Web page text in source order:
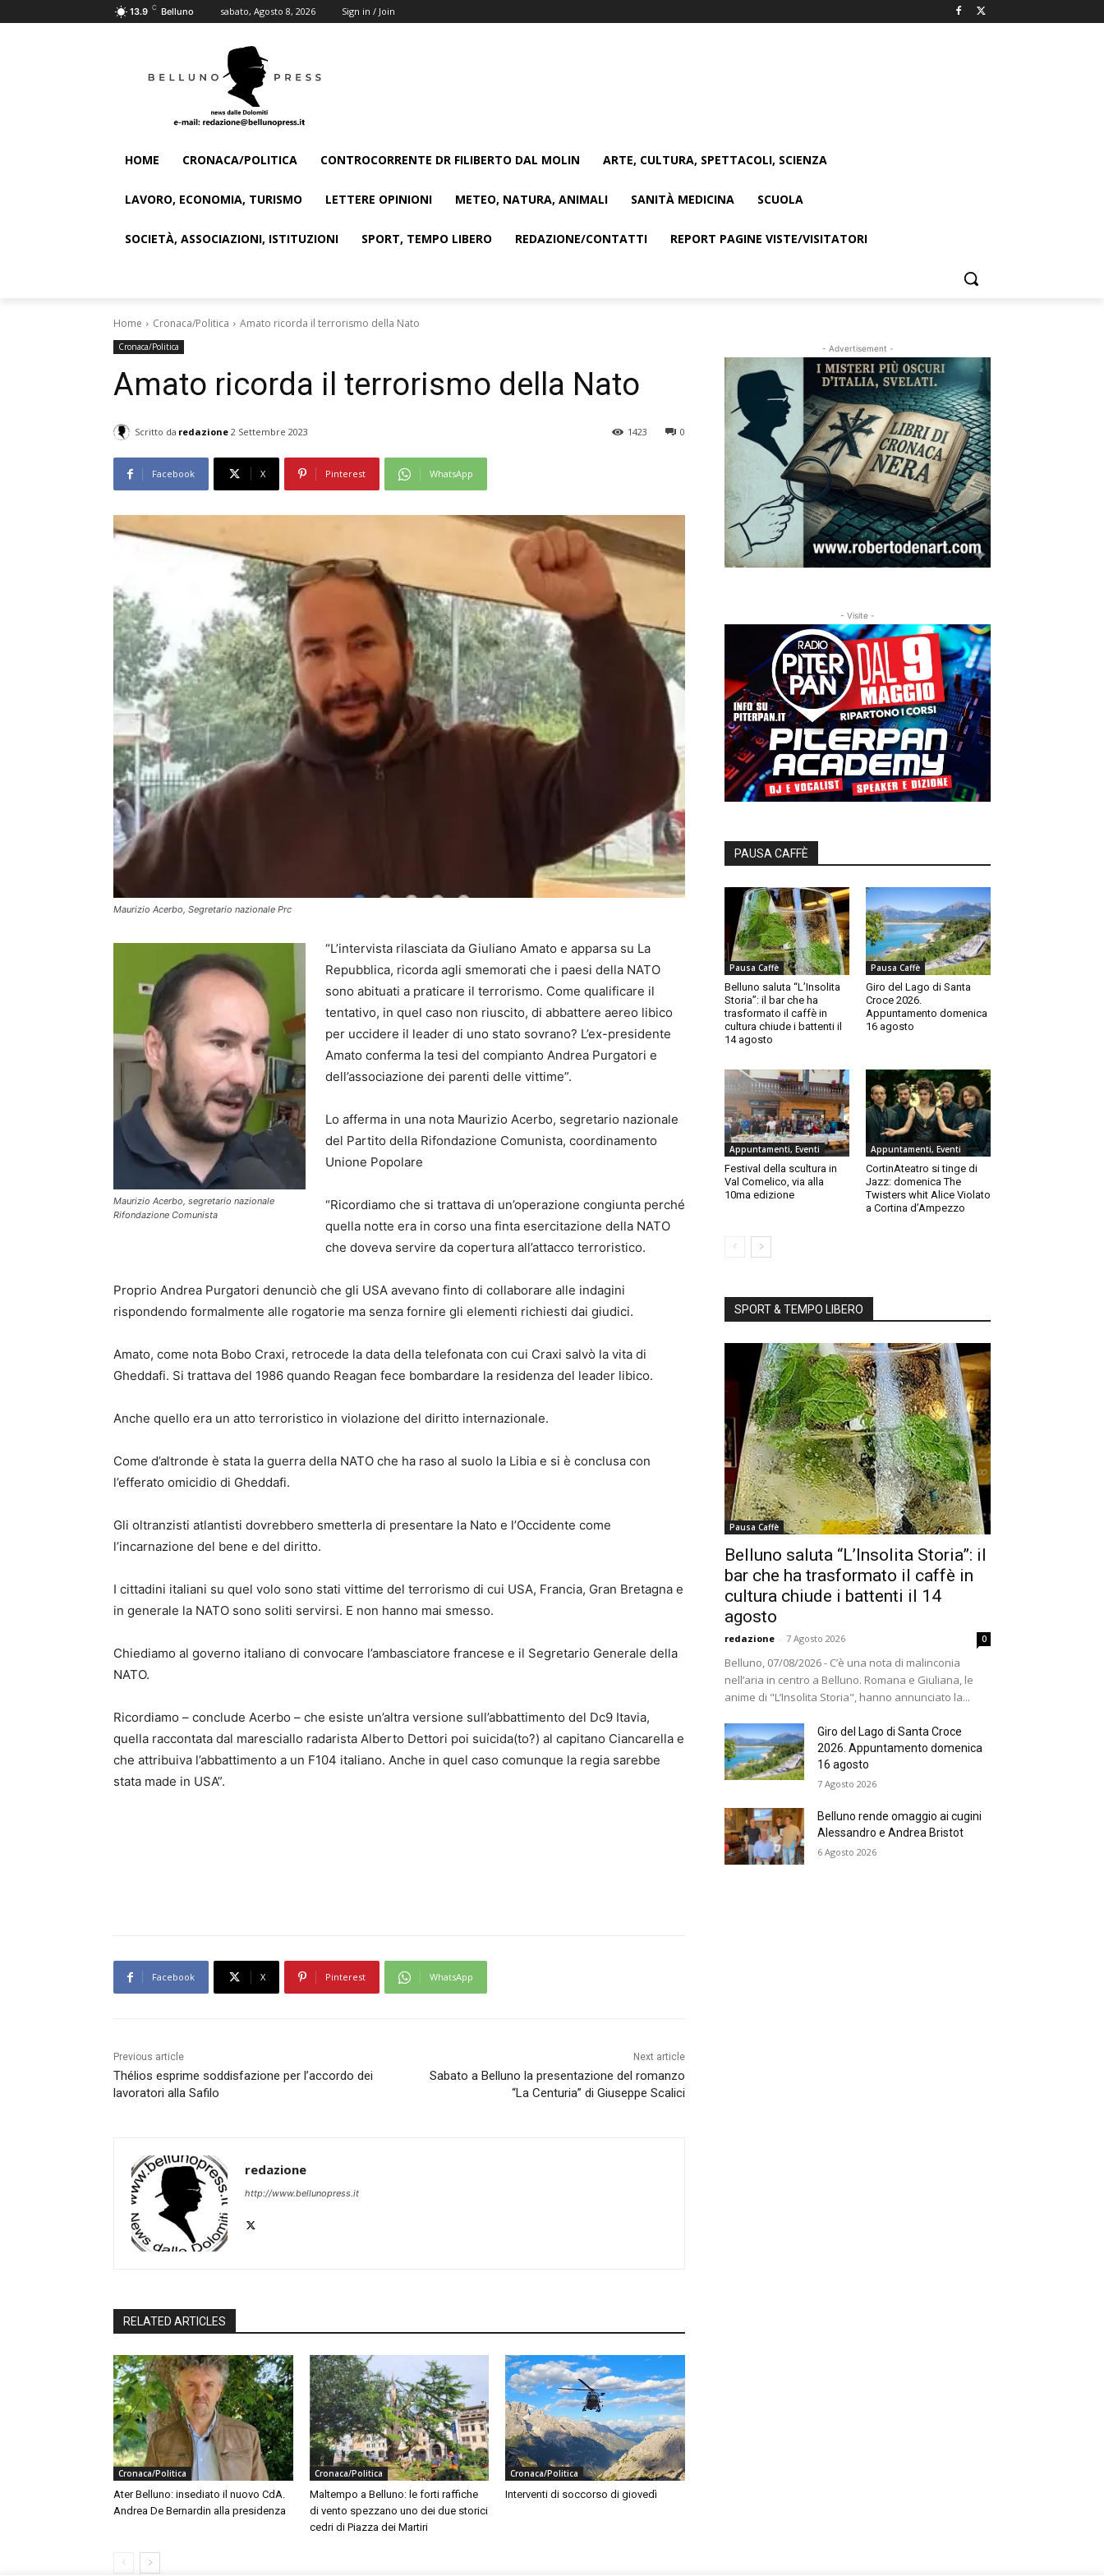
13.9 C Belluno sabato, Agosto 8, 2026 Sign in / Join
HOME CRONACA/POLITICA CONTROCORRENTE DR FILIBERTO DAL MOLIN ARTE, CULTURA, SPETTACOLI, SCIENZA
LAVORO, ECONOMIA, TURISMO LETTERE OPINIONI METEO, NATURA, ANIMALI SANITÀ MEDICINA SCUOLA
SOCIETÀ, ASSOCIAZIONI, ISTITUZIONI SPORT, TEMPO LIBERO REDAZIONE/CONTATTI REPORT PAGINE VISTE/VISITATORI
Home Cronaca/Politica Amato ricorda il terrorismo della Nato
Cronaca/Politica
Amato ricorda il terrorismo della Nato
Scritto da redazione 2 Settembre 2023 0
1423
Facebook X Pinterest WhatsApp
Maurizio Acerbo, Segretario nazionale Prc
Maurizio Acerbo, segretario nazionale
Rifondazione Comunista
“L’intervista rilasciata da Giuliano Amato e apparsa su La
Repubblica, ricorda agli smemorati che i paesi della NATO
sono abituati a praticare il terrorismo. Come qualificare il
tentativo, in quel caso non riuscito, di abbattere aereo libico
per uccidere il leader di uno stato sovrano? L’ex-presidente
Amato conferma la tesi del compianto Andrea Purgatori e
dell’associazione dei parenti delle vittime”.
Lo afferma in una nota Maurizio Acerbo, segretario nazionale
del Partito della Rifondazione Comunista, coordinamento
Unione Popolare
“Ricordiamo che si trattava di un’operazione congiunta perché
quella notte era in corso una finta esercitazione della NATO
che doveva servire da copertura all’attacco terroristico.
Proprio Andrea Purgatori denunciò che gli USA avevano finto di collaborare alle indagini
rispondendo formalmente alle rogatorie ma senza fornire gli elementi richiesti dai giudici.
Amato, come nota Bobo Craxi, retrocede la data della telefonata con cui Craxi salvò la vita di
Gheddafi. Si trattava del 1986 quando Reagan fece bombardare la residenza del leader libico.
Anche quello era un atto terroristico in violazione del diritto internazionale.
Come d’altronde è stata la guerra della NATO che ha raso al suolo la Libia e si è conclusa con
l’efferato omicidio di Gheddafi.
Gli oltranzisti atlantisti dovrebbero smetterla di presentare la Nato e l’Occidente come
l’incarnazione del bene e del diritto.
I cittadini italiani su quel volo sono stati vittime del terrorismo di cui USA, Francia, Gran Bretagna e
in generale la NATO sono soliti servirsi. E non hanno mai smesso.
Chiediamo al governo italiano di convocare l’ambasciatore francese e il Segretario Generale della
NATO.
Ricordiamo – conclude Acerbo – che esiste un’altra versione sull’abbattimento del Dc9 Itavia,
quella raccontata dal maresciallo radarista Alberto Dettori poi suicida(to?) al capitano Ciancarella e
che attribuiva l’abbattimento a un F104 italiano. Anche in quel caso comunque la regia sarebbe
stata made in USA”.
Facebook X Pinterest WhatsApp
Previous article
Thélios esprime soddisfazione per l’accordo dei
lavoratori alla Safilo
Next article
Sabato a Belluno la presentazione del romanzo
“La Centuria” di Giuseppe Scalici
redazione
http://www.bellunopress.it
RELATED ARTICLES
Cronaca/Politica
Ater Belluno: insediato il nuovo CdA.
Andrea De Bernardin alla presidenza
Cronaca/Politica
Maltempo a Belluno: le forti raffiche
di vento spezzano uno dei due storici
cedri di Piazza dei Martiri
Cronaca/Politica
Interventi di soccorso di giovedì
- Advertisement -
- Visite -
PAUSA CAFFÈ
Pausa Caffè
Belluno saluta “L’Insolita
Storia”: il bar che ha
trasformato il caffè in
cultura chiude i battenti il
14 agosto
Pausa Caffè
Giro del Lago di Santa
Croce 2026.
Appuntamento domenica
16 agosto
Appuntamenti, Eventi
Festival della scultura in
Val Comelico, via alla
10ma edizione
Appuntamenti, Eventi
CortinAteatro si tinge di
Jazz: domenica The
Twisters whit Alice Violato
a Cortina d’Ampezzo
SPORT & TEMPO LIBERO
Pausa Caffè
Belluno saluta “L’Insolita Storia”: il
bar che ha trasformato il caffè in
cultura chiude i battenti il 14
agosto
redazione - 7 Agosto 2026 0
Belluno, 07/08/2026 - C’è una nota di malinconia
nell’aria in centro a Belluno. Romana e Giuliana, le
anime di "L’Insolita Storia", hanno annunciato la...
Giro del Lago di Santa Croce
2026. Appuntamento domenica
16 agosto
7 Agosto 2026
Belluno rende omaggio ai cugini
Alessandro e Andrea Bristot
6 Agosto 2026